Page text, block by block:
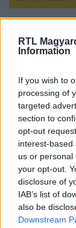
RTL
Information
If you wish to
processing of
targeted
section to
opt-out
interest-based
us or
your opt-out.
disclosure of
IAB’s list of
also be
Downstream
Itt állítsd
legyen a